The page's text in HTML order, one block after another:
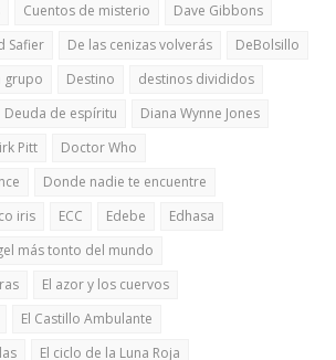
Cuentos de misterio
Dave Gibbons
Safier De las cenizas volverás
DeBolsillo
grupo
Destino
destinos divididos
Deuda de espíritu
Diana Wynne Jones
Pitt
Doctor Who
Donde nadie te encuentre
iris
ECC Edebe
Edhasa
más tonto del mundo
El azor y los cuervos
El Castillo Ambulante
El ciclo de la Luna Roja